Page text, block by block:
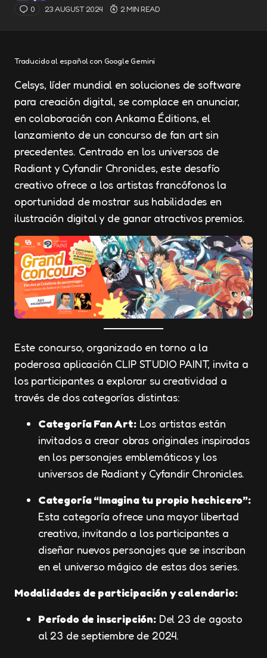
0 23 AUGUST 2024 2 MIN READ
Traducido al español con Google Gemini
Celsys, líder mundial en soluciones de software
para creación digital, se complace en anunciar,
en colaboración con Ankama Éditions, el
lanzamiento de un concurso de fan art sin
precedentes. Centrado en los universos de
Radiant y Cyfandir Chronicles, este desafío
creativo ofrece a los artistas francófonos la
oportunidad de mostrar sus habilidades en
ilustración digital y de ganar atractivos premios.
Este concurso, organizado en torno a la
poderosa aplicación CLIP STUDIO PAINT, invita a
los participantes a explorar su creatividad a
través de dos categorías distintas:
Categoría Fan Art:Los artistas están
invitados a crear obras originales inspiradas
en los personajes emblemáticos y los
universos de Radiant y Cyfandir Chronicles.
Categoría “Imagina tu propio hechicero”:
Esta categoría ofrece una mayor libertad
creativa, invitando a los participantes a
diseñar nuevos personajes que se inscriban
en el universo mágico de estas dos series.
Modalidades de participación y calendario:
Período de inscripción:Del 23 de agosto
al 23 de septiembre de 2024.